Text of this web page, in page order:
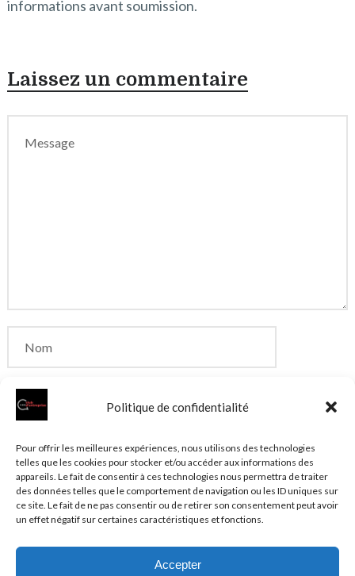
Politique de confidentialité
Pour offrir les meilleures expériences, nous utilisons des technologies
telles que les cookies pour stocker et/ou accéder aux informations des
appareils. Le fait de consentir à ces technologies nous permettra de traiter
des données telles que le comportement de navigation ou les ID uniques sur
ce site. Le fait de ne pas consentir ou de retirer son consentement peut avoir
un effet négatif sur certaines caractéristiques et fonctions.
Accepter
informations avant soumission.
Laissez un commentaire
Enregistrer mon nom, mon e-mail et mon site dans
le navigateur pour mon prochain commentaire.